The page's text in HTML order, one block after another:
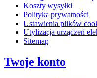
Koszty wysyłki
Polityka prywatności
Ustawienia plików
Utylizacja urządzeń
Sitemap
Twoje konto